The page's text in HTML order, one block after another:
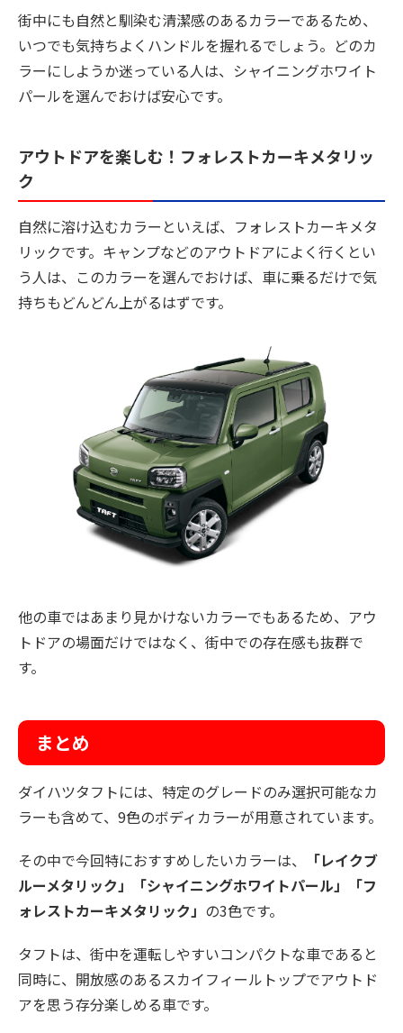
街中にも自然と馴染む清潔感のあるカラーであるため、
いつでも気持ちよくハンドルを握れるでしょう。どのカ
ラーにしようか迷っている人は、シャイニングホワイト
パールを選んでおけば安心です。
アウトドアを楽しむ！フォレストカーキメタリッ
ク
自然に溶け込むカラーといえば、フォレストカーキメタ
リックです。キャンプなどのアウトドアによく行くとい
う人は、このカラーを選んでおけば、車に乗るだけで気
持ちもどんどん上がるはずです。
他の車ではあまり見かけないカラーでもあるため、アウ
トドアの場面だけではなく、街中での存在感も抜群で
す。
まとめ
ダイハツタフトには、特定のグレードのみ選択可能なカ
ラーも含めて、9色のボディカラーが用意されています。
その中で今回特におすすめしたいカラーは、
「レイクブ
ルーメタリック」「シャイニングホワイトパール」「フ
ォレストカーキメタリック」 の3色です。
タフトは、街中を運転しやすいコンパクトな車であると
同時に、開放感のあるスカイフィールトップでアウトド
アを思う存分楽しめる車です。